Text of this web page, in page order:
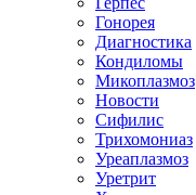
Гонорея
Диагностика
Кондиломы
Микоплазмоз
Новости
Сифилис
Трихомониаз
Уреаплазмоз
Уретрит